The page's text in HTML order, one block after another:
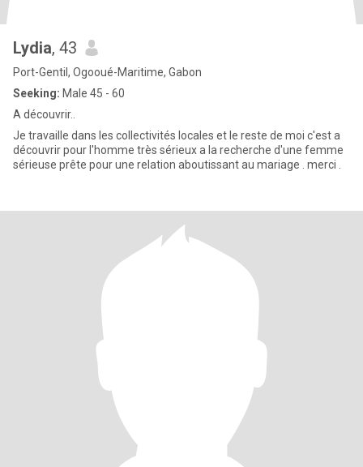
Lydia, 43
Port-Gentil, Ogooué-Maritime, Gabon
Seeking: Male 45 - 60
A découvrir..
Je travaille dans les collectivités locales et le reste de moi c'est a
découvrir pour l'homme très sérieux a la recherche d'une femme
sérieuse prête pour une relation aboutissant au mariage . merci .